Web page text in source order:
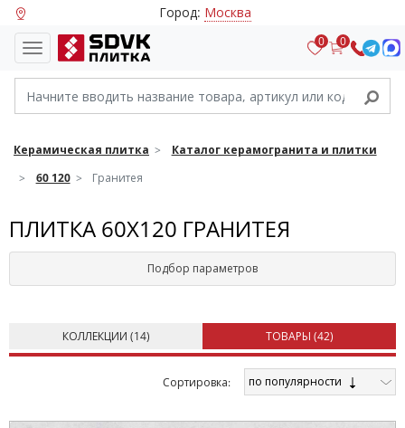
Город: Москва
0 0
Керамическая плитка
Каталог керамогранита и плитки
60 120
Гранитея
ПЛИТКА 60X120 ГРАНИТЕЯ
Подбор параметров
КОЛЛЕКЦИИ (14) ТОВАРЫ (42)
Cортировка: по популярности